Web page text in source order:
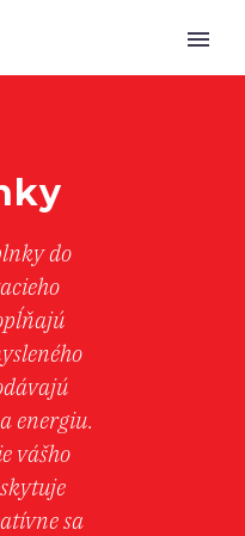
do
energiu.
vášho
sa